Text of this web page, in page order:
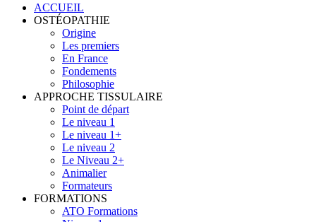
ACCUEIL
OSTÉOPATHIE
Origine
Les premiers
En France
Fondements
Philosophie
APPROCHE TISSULAIRE
Point de départ
Le niveau 1
Le niveau 1+
Le niveau 2
Le Niveau 2+
Animalier
Formateurs
FORMATIONS
ATO Formations